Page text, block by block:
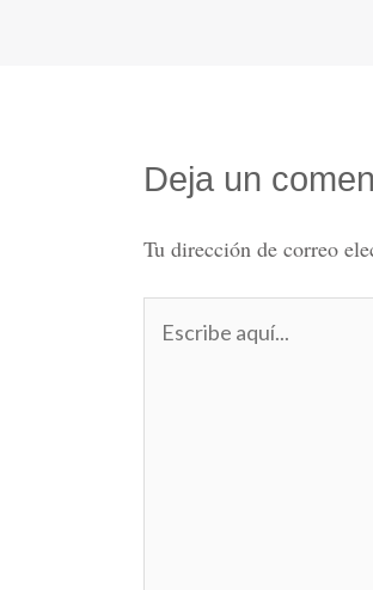
Deja un
Tu dirección de correo
aquí...